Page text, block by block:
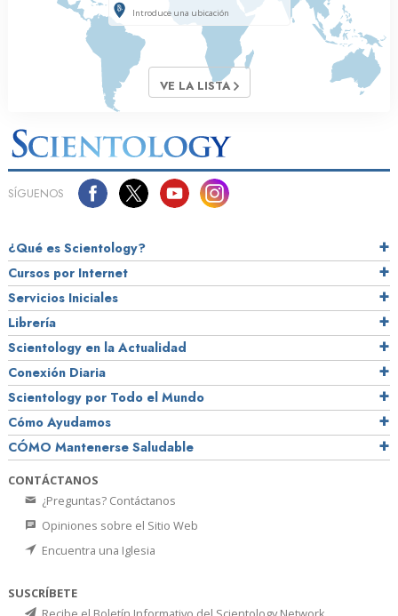
VE LA LISTA
SÍGUENOS
¿Qué es Scientology?
Cursos por Internet
Servicios Iniciales
Librería
Scientology en la Actualidad
Conexión Diaria
Scientology por Todo el Mundo
Cómo Ayudamos
CÓMO Mantenerse Saludable
CONTÁCTANOS
¿Preguntas? Contáctanos
Opiniones sobre el Sitio Web
Encuentra una Iglesia
SUSCRÍBETE